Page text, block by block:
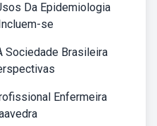
Da Epidemiologia
se
Sociedade Brasileira
Enfermeira